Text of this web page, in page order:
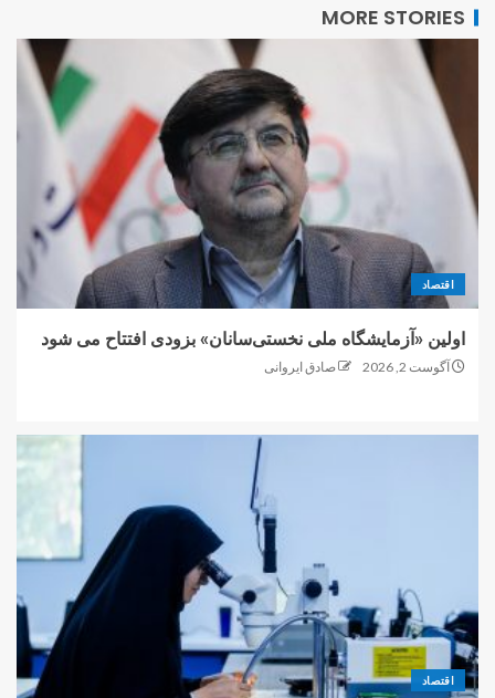
MORE STORIES
اقتصاد
اولین «آزمایشگاه ملی نخستی‌سانان» بزودی افتتاح می شود
آگوست 2, 2026 صادق ایروانی
اقتصاد